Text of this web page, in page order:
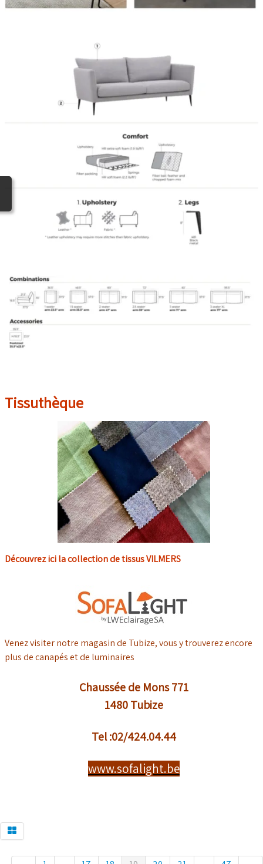
Tissuthèque
Découvrez ici la collection de tissus VILMERS
Venez visiter notre magasin de Tubize, vous y trouverez encore
plus de canapés et de luminaires
Chaussée de Mons 771
1480 Tubize
Tel :02/424.04.44
www.sofalight.be